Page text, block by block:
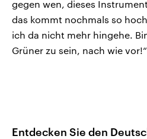
gegen wen, dieses
das kommt nochmals so
ich da nicht mehr hingehe.
Grüner zu sein, nach wie vor!“
Entdecken Sie den